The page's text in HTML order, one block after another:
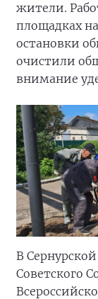
жители.
площадках
остановки
очистили
внимание
В
Советского